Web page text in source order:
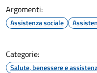
Argomenti:
Assistenza sociale
Categorie:
Salute, benessere e